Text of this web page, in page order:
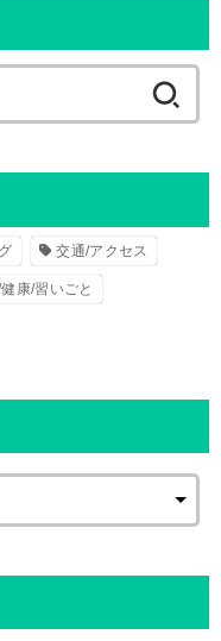
交通/アクセス
康/習いごと